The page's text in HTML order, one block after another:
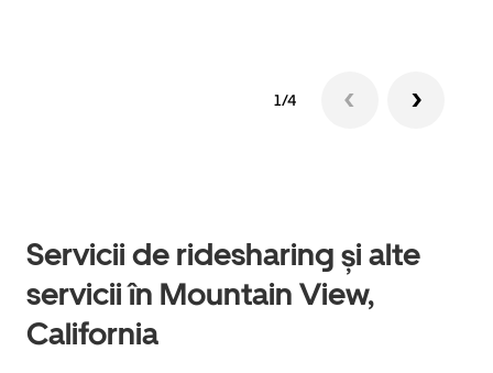
1/4
Servicii de ridesharing și alte
servicii în Mountain View,
California